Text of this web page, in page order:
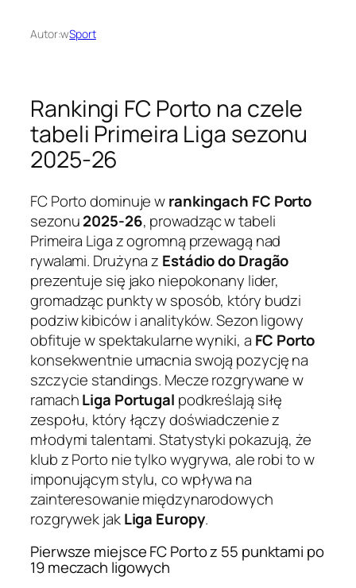
Autor:wSport
Rankingi FC Porto na czele
tabeli Primeira Liga sezonu
2025-26
FC Porto dominuje wrankingach FC Porto
sezonu2025-26, prowadząc w tabeli
Primeira Liga z ogromną przewagą nad
rywalami. Drużyna z Estádio do Dragão
prezentuje się jako niepokonany lider,
gromadząc punkty w sposób, który budzi
podziw kibiców i analityków. Sezon ligowy
obfituje w spektakularne wyniki, a FC Porto
konsekwentnie umacnia swoją pozycję na
szczycie standings. Mecze rozgrywane w
ramachLiga Portugal podkreślają siłę
zespołu, który łączy doświadczenie z
młodymi talentami. Statystyki pokazują, że
klub z Porto nie tylko wygrywa, ale robi to w
imponującym stylu, co wpływa na
zainteresowanie międzynarodowych
rozgrywek jakLiga Europy.
Pierwsze miejsce FC Porto z 55 punktami po
19 meczach ligowych